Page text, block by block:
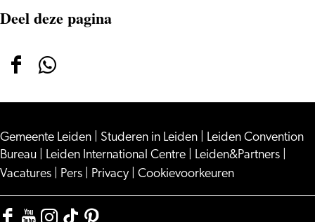
Deel deze pagina
Deel
op
Facebook
Deel
op
WhatsApp
Gemeente Leiden Studeren in Leiden
Leiden Convention
Bureau
Leiden International Centre Leiden&Partners
Vacatures
Pers Privacy Cookievoorkeuren